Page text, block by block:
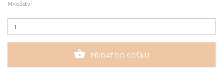
Množství
PŘIDAT DO KOŠÍKU